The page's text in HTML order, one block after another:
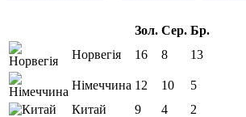
Зол. Сер. Бр.
Норвегія
16 8 13
Німеччина 12 10
5
Китай
9 4
2